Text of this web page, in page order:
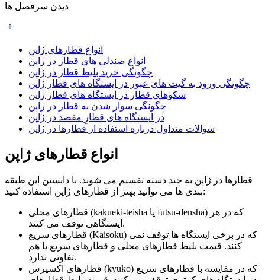
دیدن سرفصل ها
انواع قطارهای ژاپن
انواع صندلی های قطار در ژاپن
چگونگی خرید بلیط قطار در ژاپن
چگونگی ورود به گیت های عبور در ایستگاه های قطار ژاپن
سکوهای قطار در ایستگاه های قطار ژاپن
چگونگی سوار شدن به قطار در ژاپن
در ایستگاه های قطارِ مقصد در ژاپن
سوالات متداول درباره استفاده از قطارها در ژاپن
انواع قطارهای ژاپن
قطارها در ژاپن به چند دسته تقسیم می شوند. با دانستن این طبقه
بندی ها می توانید بهتر از قطارهای ژاپن استفاده کنید:
قطارهای محلی (kakueki-teisha یا futsu-densha) که در هر
ایستگاهی توقف می کنند.
قطارهای سریع (Kaisoku) که در برخی ایستگاه ها توقف نمی
کنند. قیمت بلیط قطارهای محلی و قطارهای سریع با هم
تفاوتی ندارد.
قطارهای اکسپرس (kyuko) که در مقایسه با قطارهای سریع